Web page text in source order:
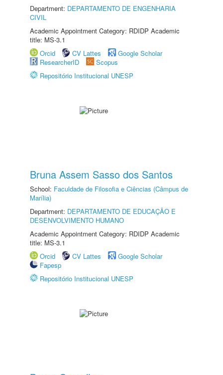
Department: DEPARTAMENTO DE ENGENHARIA
CIVIL
Academic Appointment Category: RDIDP Academic
title: MS-3.1
Orcid
CV Lattes
Google Scholar
ResearcherID
Scopus
Repositório Institucional UNESP
Bruna Assem Sasso dos Santos
School: Faculdade de Filosofia e Ciências (Câmpus de
Marília)
Department: DEPARTAMENTO DE EDUCAÇÃO E
DESENVOLVIMENTO HUMANO
Academic Appointment Category: RDIDP Academic
title: MS-3.1
Orcid
CV Lattes
Google Scholar
Fapesp
Repositório Institucional UNESP